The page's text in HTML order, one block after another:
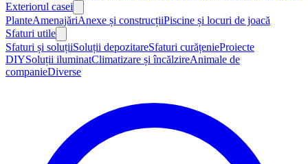
Exteriorul casei
PlanteAmenajăriAnexe și construcțiiPiscine și locuri de joacă
Sfaturi utile
Sfaturi și soluțiiSoluții depozitareSfaturi curățenieProiecte
DIYSoluții iluminatClimatizare și încălzireAnimale de
companieDiverse